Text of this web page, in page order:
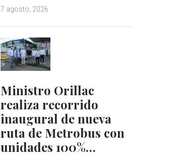
7 agosto, 2026
Ministro Orillac
realiza recorrido
inaugural de nueva
ruta de Metrobus con
unidades 100%…